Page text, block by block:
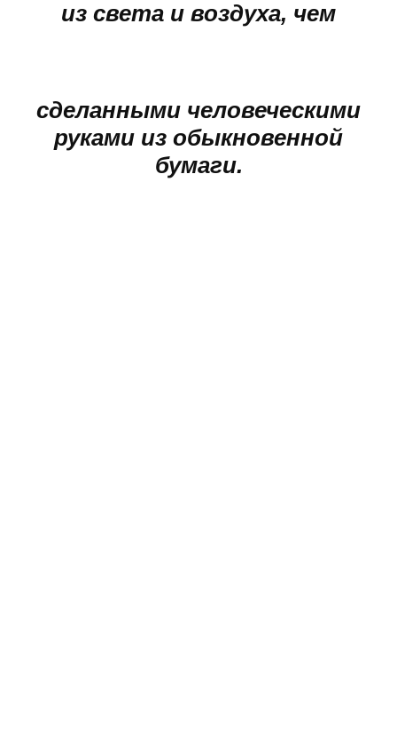
из света и воздуха, чем
сделанными человеческими
руками из обыкновенной
бумаги.